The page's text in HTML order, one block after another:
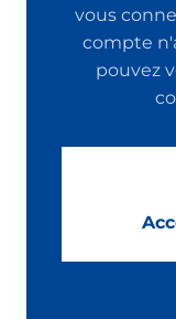
vous
compte
pouvez